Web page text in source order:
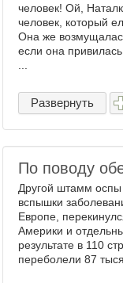
человек! Ой,
человек, который
Она же
если она
Развернуть
По поводу
Другой штамм
вспышки
Европе,
Америки и
результате в 110
переболели 87